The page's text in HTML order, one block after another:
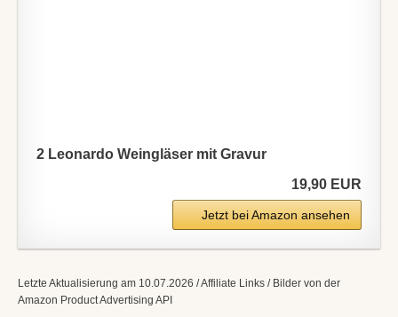
2 Leonardo Weingläser mit Gravur
19,90 EUR
Jetzt bei Amazon ansehen
Letzte Aktualisierung am 10.07.2026 / Affiliate Links / Bilder von der
Amazon Product Advertising API